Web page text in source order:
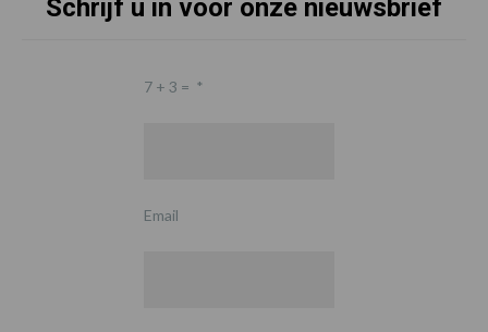
Schrijf u in voor onze nieuwsbrief
7 + 3 = *
Email